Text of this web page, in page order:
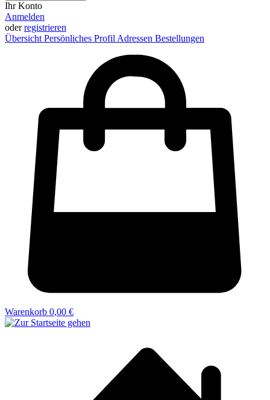
Ihr Konto
Anmelden
oderregistrieren
Übersicht Persönliches Profil Adressen Bestellungen
Warenkorb 0,00 €